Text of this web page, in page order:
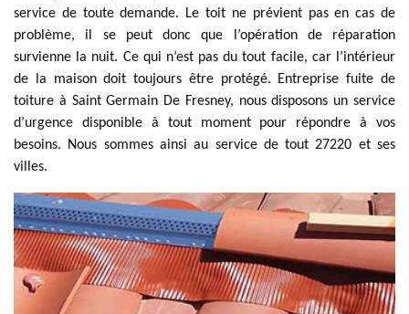
service de toute demande. Le toit ne prévient pas en cas de
problème, il se peut donc que l’opération de réparation
survienne la nuit. Ce qui n’est pas du tout facile, car l’intérieur
de la maison doit toujours être protégé. Entreprise fuite de
toiture à Saint Germain De Fresney, nous disposons un service
d’urgence disponible à tout moment pour répondre à vos
besoins. Nous sommes ainsi au service de tout 27220 et ses
villes.